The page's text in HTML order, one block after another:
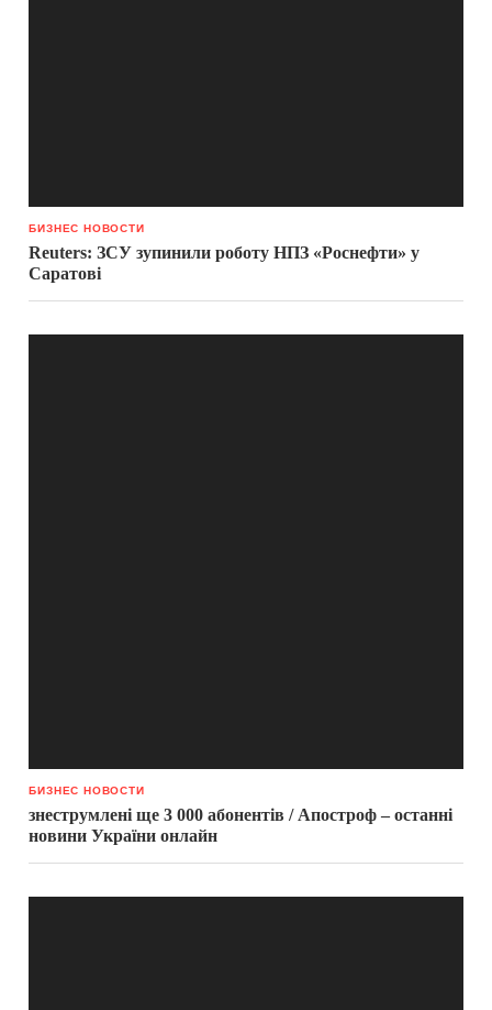
БИЗНЕС НОВОСТИ
Reuters: ЗСУ зупинили роботу НПЗ «Роснефти» у
Саратові
БИЗНЕС НОВОСТИ
знеструмлені ще 3 000 абонентів / Апостроф – останні
новини України онлайн